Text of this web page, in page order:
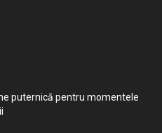
puternică pentru momentele